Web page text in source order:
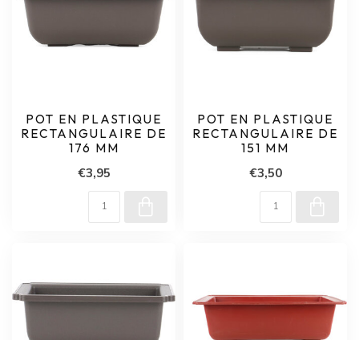
POT EN PLASTIQUE
RECTANGULAIRE DE
176 MM
€3,95
POT EN PLASTIQUE
RECTANGULAIRE DE
151 MM
€3,50